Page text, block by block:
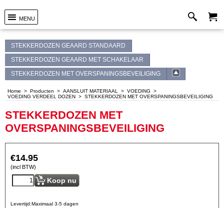
MENU
STEKKERDOZEN GEAARD STANDAARD
STEKKERDOZEN GEAARD MET SCHAKELAAR
STEKKERDOZEN MET OVERSPANINGSBEVEILIGING
Home > Producten > AANSLUIT MATERIAAL > VOEDING >
VOEDING VERDEEL DOZEN > STEKKERDOZEN MET OVERSPANINGSBEVEILIGING
STEKKERDOZEN MET
OVERSPANINGSBEVEILIGING
€14.95
(incl BTW)
Koop nu
Levertijd:Maximaal 3-5 dagen